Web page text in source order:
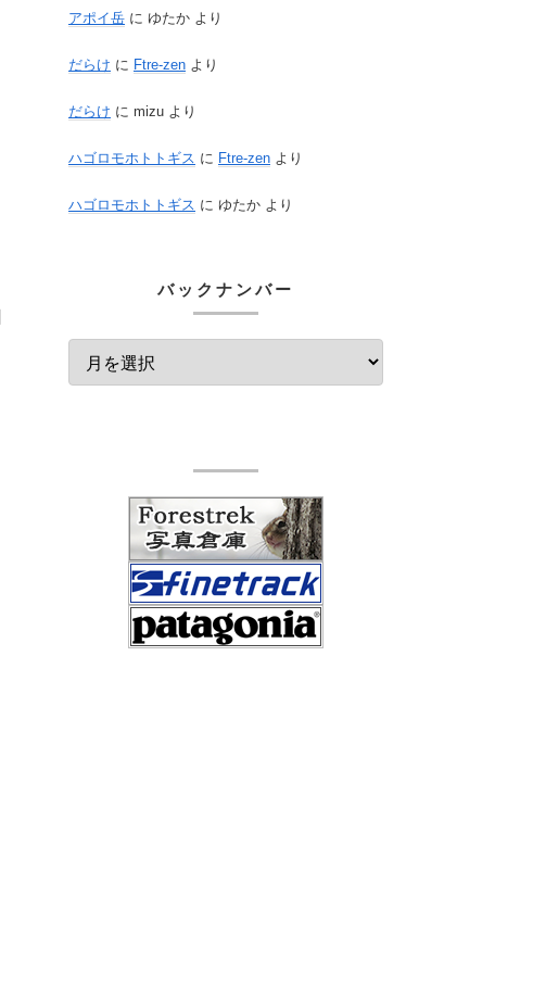
アポイ岳 に ゆたか より
だらけ に Ftre-zen より
だらけ に mizu より
ハゴロモホトトギス に Ftre-zen より
ハゴロモホトトギス に ゆたか より
バックナンバー